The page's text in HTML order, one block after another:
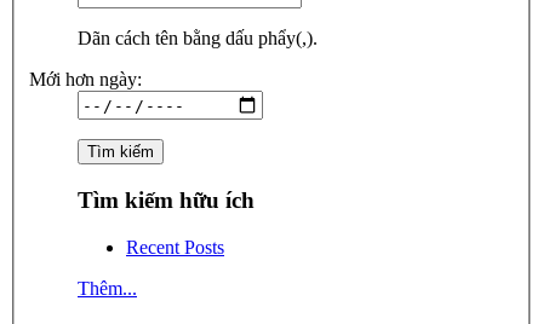
Dãn cách tên bằng dấu phẩy(,).
Mới hơn ngày:
Tìm kiếm hữu ích
Recent Posts
Thêm...